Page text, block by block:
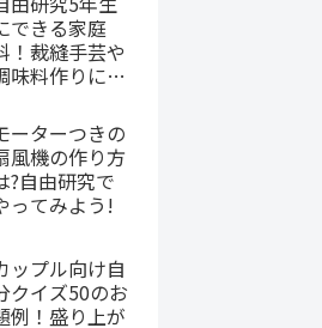
できる家庭
！裁縫手芸や
味料作りにチ
ーターつきの
風機の作り方
?自由研究で
ってみよう!
ップル向け自
クイズ50のお
例！盛り上が